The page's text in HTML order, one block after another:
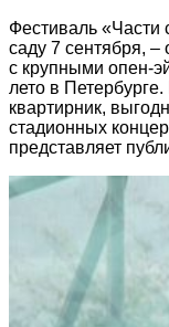
Фестиваль
саду 7 сентября, –
с крупными опен-
лето в
квартирник,
стадионных
представляет